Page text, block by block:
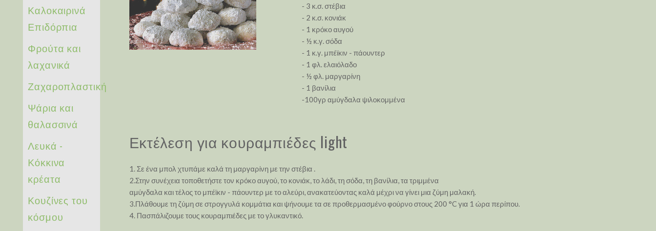
Καλοκαιρινά
Επιδόρπια
Φρούτα και
λαχανικά
Ζαχαροπλαστική
Ψάρια και
θαλασσινά
Λευκά -
Κόκκινα
κρέατα
Κουζίνες του
κόσμου
- 3 κ.σ. στέβια
- 2 κ.σ. κονιάκ
- 1 κρόκο αυγού
- ½ κ.γ. σόδα
- 1 κ.γ. μπέϊκιν - πάουντερ
- 1 φλ. ελαιόλαδο
- ½ φλ. μαργαρίνη
- 1 βανίλια
-100γρ αμύγδαλα ψιλοκομμένα
Εκτέλεση για κουραμπιέδες light
1. Σε ένα μπολ χτυπάμε καλά τη μαργαρίνη με την στέβια .
2.Στην συνέχεια τοποθετήστε τον κρόκο αυγού, το κονιάκ, το λάδι, τη σόδα, τη βανίλια, τα τριμμένα
αμύγδαλα και τέλος το μπέϊκιν - πάουντερ με το αλεύρι, ανακατεύοντας καλά μέχρι να γίνει μια ζύμη μαλακή.
3.Πλάθουμε τη ζύμη σε στρογγυλά κομμάτια και ψήνουμε τα σε προθερμασμένο φούρνο στους 200 °C για 1 ώρα περίπου.
4. Πασπάλιζουμε τους κουραμπιέδες με το γλυκαντικό.